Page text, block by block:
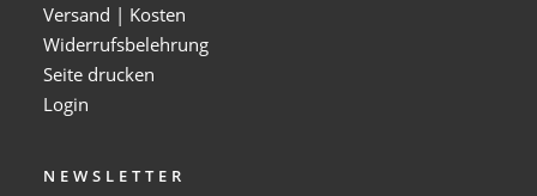
Versand | Kosten
Widerrufsbelehrung
Seite drucken
Login
NEWSLETTER